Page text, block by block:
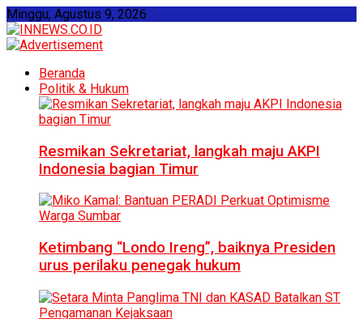
Minggu, Agustus 9, 2026
Beranda
Politik & Hukum
Resmikan Sekretariat, langkah maju AKPI
Indonesia bagian Timur
Ketimbang “Londo Ireng”, baiknya Presiden
urus perilaku penegak hukum